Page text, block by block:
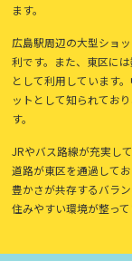
ます。
広島駅周辺の大型ショ
利です。また、東区に
として利用しています
ットとして知られてお
す。
JRやバス路線が充実し
道路が東区を通過して
豊かさが共存するバラ
住みやすい環境が整って